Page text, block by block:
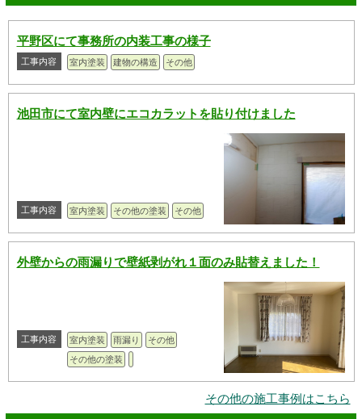
平野区にて事務所の内装工事の様子
工事内容 室内塗装 建物の構造 その他
池田市にて室内壁にエコカラットを貼り付けました
工事内容 室内塗装 その他の塗装 その他
外壁からの雨漏りで壁紙剥がれ１面のみ貼替えました！
工事内容 室内塗装 雨漏り
その他
その他の塗装
その他の施工事例はこちら